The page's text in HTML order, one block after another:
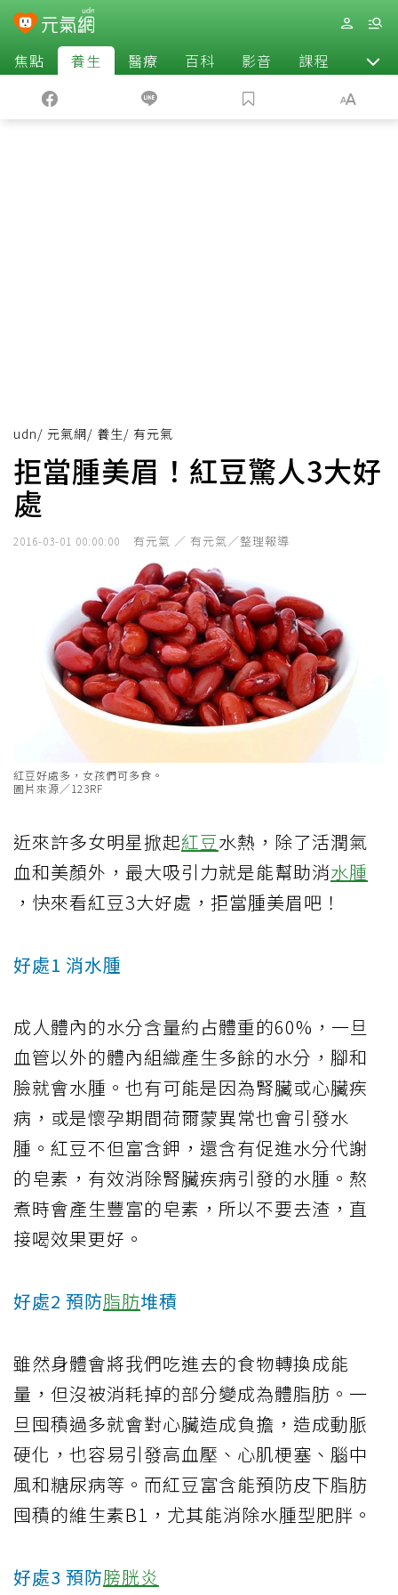
焦點 養生 醫療 百科 影音 課程 退休
udn/ 元氣網/ 養生/ 有元氣
拒當腫美眉！紅豆驚人3大好
處
2016-03-01 00:00:00 有元氣 ／ 有元氣／整理報導
紅豆好處多，女孩們可多食。
圖片來源／123RF
近來許多女明星掀起紅豆水熱，除了活潤氣
血和美顏外，最大吸引力就是能幫助消水腫
，快來看紅豆3大好處，拒當腫美眉吧！
好處1 消水腫
成人體內的水分含量約占體重的60%，一旦
血管以外的體內組織產生多餘的水分，腳和
臉就會水腫。也有可能是因為腎臟或心臟疾
病，或是懷孕期間荷爾蒙異常也會引發水
腫。紅豆不但富含鉀，還含有促進水分代謝
的皂素，有效消除腎臟疾病引發的水腫。熬
煮時會產生豐富的皂素，所以不要去渣，直
接喝效果更好。
好處2 預防脂肪堆積
雖然身體會將我們吃進去的食物轉換成能
量，但沒被消耗掉的部分變成為體脂肪。一
旦囤積過多就會對心臟造成負擔，造成動脈
硬化，也容易引發高血壓、心肌梗塞、腦中
風和糖尿病等。而紅豆富含能預防皮下脂肪
囤積的維生素B1，尤其能消除水腫型肥胖。
好處3 預防膀胱炎